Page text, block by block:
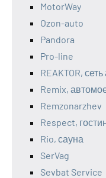
MotorWay
Ozon-auto
Pandora
Pro-line
REAKTOR,
Remix,
Remzonarzhev
Respect,
Rio, сауна
SerVag
Sevbat Service